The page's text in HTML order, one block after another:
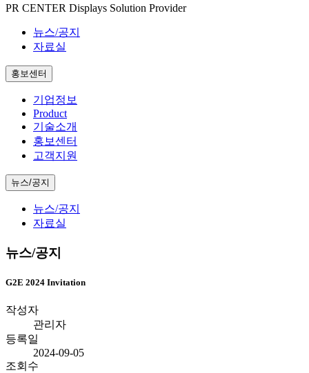
PR CENTER Displays Solution Provider
뉴스/공지
자료실
홍보센터
기업정보
Product
기술소개
홍보센터
고객지원
뉴스/공지
뉴스/공지
자료실
뉴스/공지
G2E 2024 Invitation
작성자
관리자
등록일
2024-09-05
조회수